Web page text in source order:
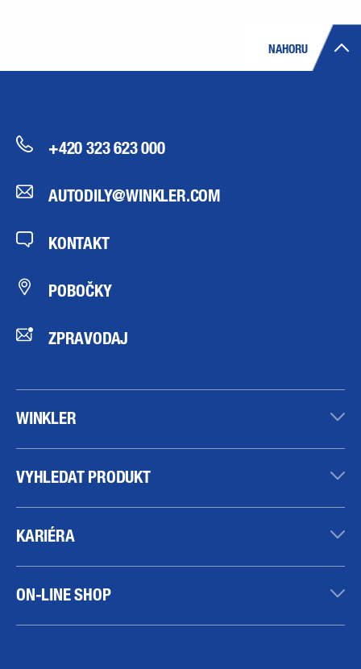
NAHORU
+420 323 623 000
AUTODILY@WINKLER.COM
KONTAKT
POBOČKY
ZPRAVODAJ
WINKLER
VYHLEDAT PRODUKT
KARIÉRA
ON-LINE SHOP